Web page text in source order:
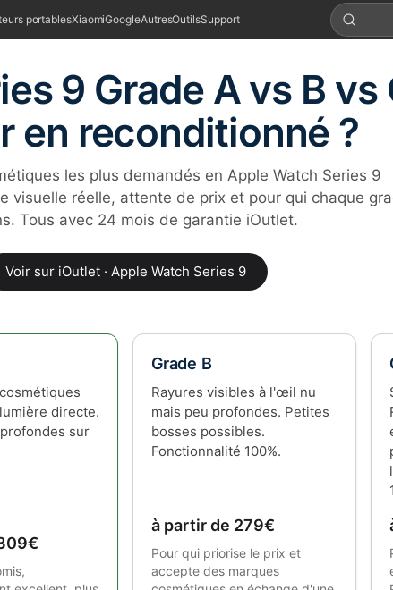
portablesXiaomiGoogleAutresOutilsSupport
9 Grade A vs B vs
en reconditionné ?
les plus demandés en Apple Watch Series 9
visuelle réelle, attente de prix et pour qui chaque
Tous avec 24 mois de garantie iOutlet.
Voir sur iOutlet · Apple Watch Series 9
directe.
sur
Grade B
Rayures visibles à l'œil nu
mais peu profondes. Petites
bosses possibles.
Fonctionnalité 100%.
à partir de 279€
Pour qui priorise le prix et
accepte des marques